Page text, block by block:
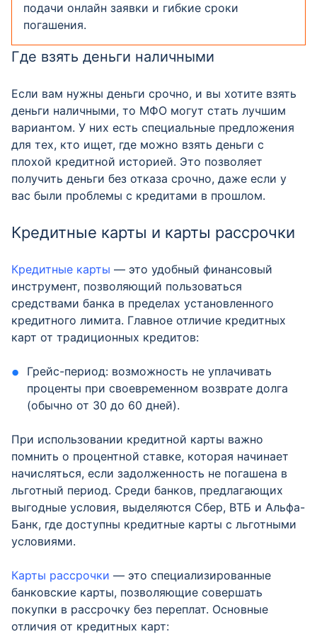
подачи онлайн заявки и гибкие сроки
погашения.
Где взять деньги наличными
Если вам нужны деньги срочно, и вы хотите взять
деньги наличными, то МФО могут стать лучшим
вариантом. У них есть специальные предложения
для тех, кто ищет, где можно взять деньги с
плохой кредитной историей. Это позволяет
получить деньги без отказа срочно, даже если у
вас были проблемы с кредитами в прошлом.
Кредитные карты и карты рассрочки
Кредитные карты — это удобный финансовый
инструмент, позволяющий пользоваться
средствами банка в пределах установленного
кредитного лимита. Главное отличие кредитных
карт от традиционных кредитов:
Грейс-период: возможность не уплачивать
проценты при своевременном возврате долга
(обычно от 30 до 60 дней).
При использовании кредитной карты важно
помнить о процентной ставке, которая начинает
начисляться, если задолженность не погашена в
льготный период. Среди банков, предлагающих
выгодные условия, выделяются Сбер, ВТБ и Альфа-
Банк, где доступны кредитные карты с льготными
условиями.
Карты рассрочки — это специализированные
банковские карты, позволяющие совершать
покупки в рассрочку без переплат. Основные
отличия от кредитных карт: